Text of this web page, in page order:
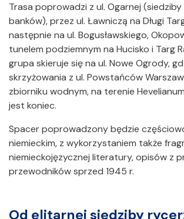
Trasa poprowadzi z ul. Ogarnej (siedziby
banków), przez ul. Ławniczą na Długi
następnie na ul. Bogusławskiego,
tunelem podziemnym na Hucisko i Targ
grupa skieruje się na ul. Nowe Ogrody,
skrzyżowania z ul. Powstańców
zbiorniku wodnym, na terenie
jest koniec.
Spacer poprowadzony będzie
niemieckim, z wykorzystaniem także
niemieckojęzycznej literatury, opisów z
przewodników sprzed 1945 r.
Od elitarnej siedziby rycerzy do